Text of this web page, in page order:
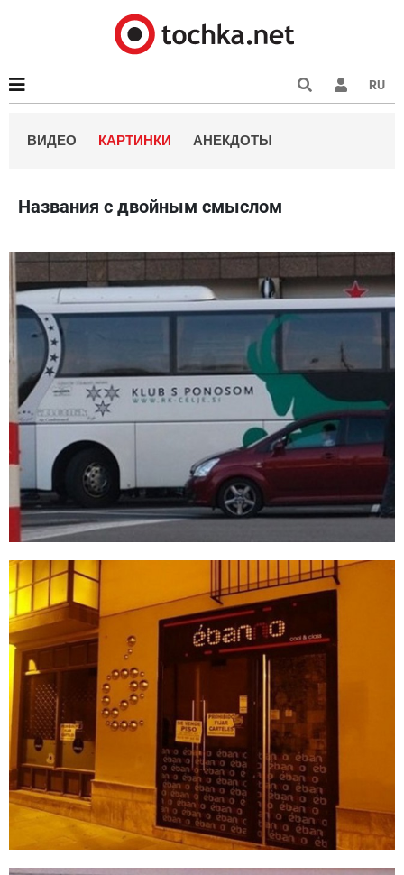
RU
ВИДЕО КАРТИНКИ АНЕКДОТЫ
Названия с двойным смыслом